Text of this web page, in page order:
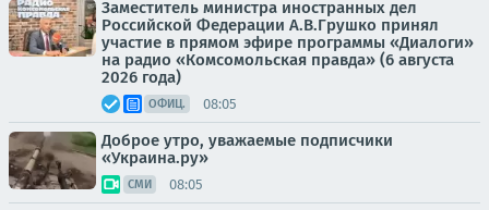
Заместитель министра иностранных дел
Российской Федерации А.В.Грушко принял
участие в прямом эфире программы «Диалоги»
на радио «Комсомольская правда» (6 августа
2026 года)
ОФИЦ. 08:05
Доброе утро, уважаемые подписчики
«Украина.ру»
СМИ 08:05